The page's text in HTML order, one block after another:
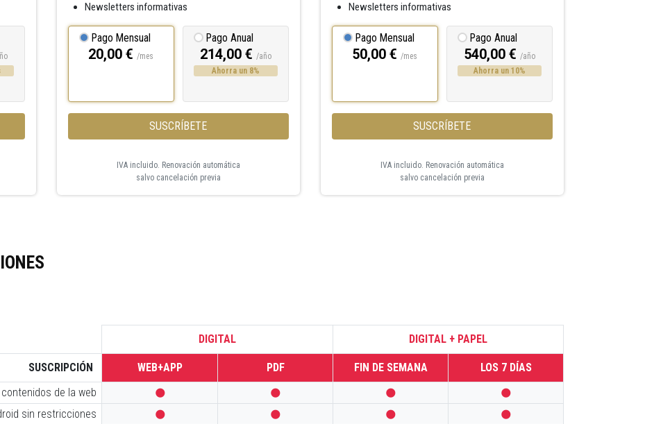
Newsletters informativas
Pago Mensual
20,00 €/mes
Pago Anual
214,00 €/año
Ahorra un 8%
SUSCRÍBETE
IVA incluido. Renovación automática
salvo cancelación previa
Newsletters informativas
Pago Mensual
50,00 €/mes
Pago Anual
540,00 €/año
Ahorra un 10%
SUSCRÍBETE
IVA incluido. Renovación automática
salvo cancelación previa
DIGITAL DIGITAL + PAPEL
SUSCRIPCIÓN WEB+APP PDF FIN DE SEMANA
LOS 7 DÍAS
de la web
   
sin restricciones    